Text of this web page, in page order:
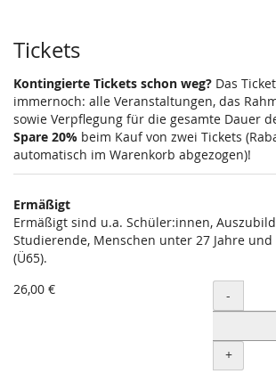
Tickets
Kontingierte Tickets schon weg? Das
immernoch: alle Veranstaltungen, das
sowie Verpflegung für die gesamte Dauer
Spare 20% beim Kauf von zwei Tickets
automatisch im Warenkorb abgezogen)!
Ermäßigt
Ermäßigt sind u.a. Schüler:innen,
Studierende, Menschen unter 27 Jahre
(Ü65).
26,00 €
Menge
-
+